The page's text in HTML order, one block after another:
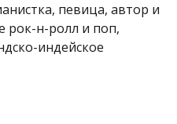
певица, автор и
рок-н-ролл и поп,
индейское